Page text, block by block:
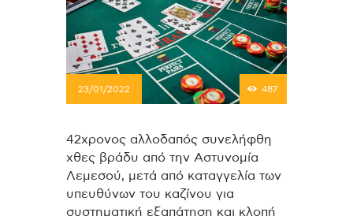
23/01/2022 487
42χρονος αλλοδαπός συνελήφθη
χθες βράδυ από την Αστυνομία
Λεμεσού, μετά από καταγγελία των
υπευθύνων του καζίνου για
συστηματική εξαπάτηση και κλοπή